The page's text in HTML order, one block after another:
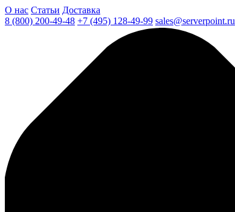
О нас Статьи Доставка
8 (800) 200-49-48 +7 (495) 128-49-99 sales@serverpoint.ru